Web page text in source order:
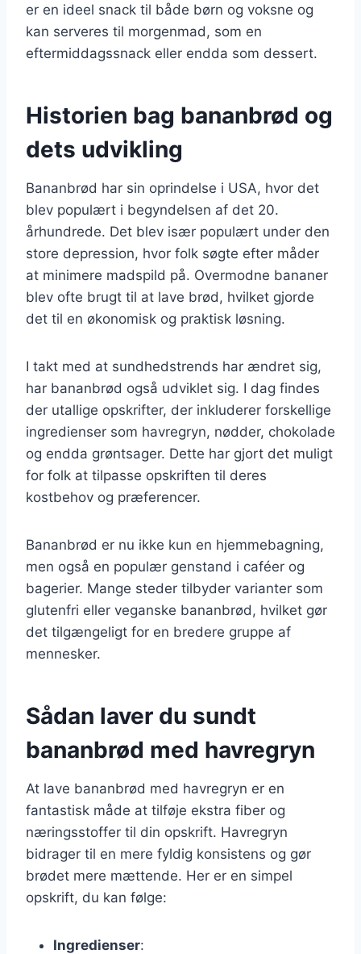
er en ideel snack til både børn og voksne og
kan serveres til morgenmad, som en
eftermiddagssnack eller endda som dessert.
Historien bag bananbrød og
dets udvikling
Bananbrød har sin oprindelse i USA, hvor det
blev populært i begyndelsen af det 20.
århundrede. Det blev især populært under den
store depression, hvor folk søgte efter måder
at minimere madspild på. Overmodne bananer
blev ofte brugt til at lave brød, hvilket gjorde
det til en økonomisk og praktisk løsning.
I takt med at sundhedstrends har ændret sig,
har bananbrød også udviklet sig. I dag findes
der utallige opskrifter, der inkluderer forskellige
ingredienser som havregryn, nødder, chokolade
og endda grøntsager. Dette har gjort det muligt
for folk at tilpasse opskriften til deres
kostbehov og præferencer.
Bananbrød er nu ikke kun en hjemmebagning,
men også en populær genstand i caféer og
bagerier. Mange steder tilbyder varianter som
glutenfri eller veganske bananbrød, hvilket gør
det tilgængeligt for en bredere gruppe af
mennesker.
Sådan laver du sundt
bananbrød med havregryn
At lave bananbrød med havregryn er en
fantastisk måde at tilføje ekstra fiber og
næringsstoffer til din opskrift. Havregryn
bidrager til en mere fyldig konsistens og gør
brødet mere mættende. Her er en simpel
opskrift, du kan følge:
Ingredienser: